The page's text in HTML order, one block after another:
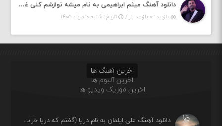
دانلود آهنگ میثم ابراهیمی به نام میشه نوازشم کنی غرق تو شم
بازدید : ۰ بازدید بار / تاریخ : شنبه ۱۰ مرداد ۱۴۰۵
اخرین آهنگ ها
اخرین آلبوم ها
اخرین موزیک ویدیو ها
دانلود آهنگ علی ایلمان به نام دریا (گفتم که دریا خرابه نمه بارونه لب شط و نبین)